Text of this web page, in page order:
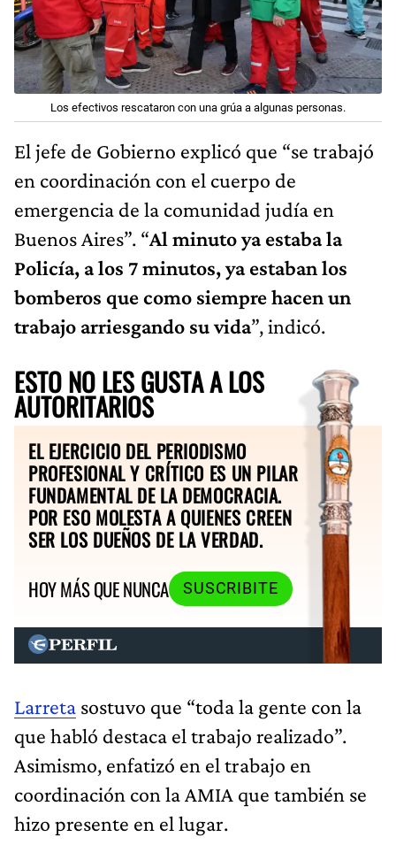
Los efectivos rescataron con una grúa a algunas personas.
El jefe de Gobierno explicó que “se trabajó
en coordinación con el cuerpo de
emergencia de la comunidad judía en
Buenos Aires”. “Al minuto ya estaba la
Policía, a los 7 minutos, ya estaban los
bomberos que como siempre hacen un
trabajo arriesgando su vida”, indicó.
ESTO NO LES GUSTA A LOS
AUTORITARIOS
EL EJERCICIO DEL PERIODISMO
PROFESIONAL Y CRÍTICO ES UN PILAR
FUNDAMENTAL DE LA DEMOCRACIA.
POR ESO MOLESTA A QUIENES CREEN
SER LOS DUEÑOS DE LA VERDAD.
HOY MÁS QUE NUNCA
SUSCRIBITE
Larreta sostuvo que “toda la gente con la
que habló destaca el trabajo realizado”.
Asimismo, enfatizó en el trabajo en
coordinación con la AMIA que también se
hizo presente en el lugar.